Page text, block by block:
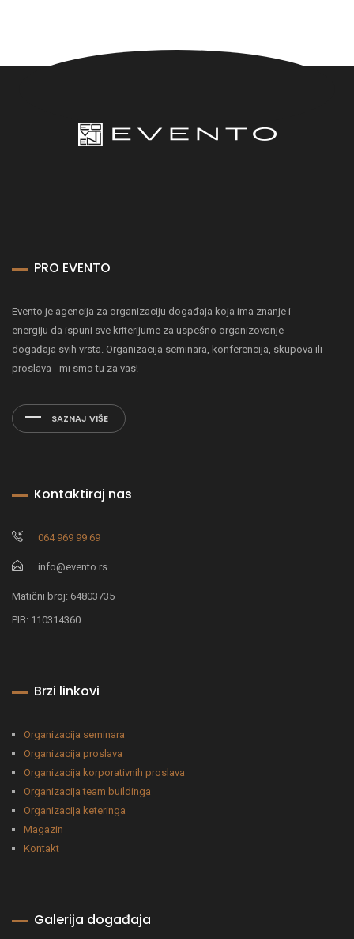
PRO EVENTO
Evento je agencija za organizaciju događaja koja ima znanje i
energiju da ispuni sve kriterijume za uspešno organizovanje
događaja svih vrsta. Organizacija seminara, konferencija, skupova ili
proslava - mi smo tu za vas!
SAZNAJ VIŠE
Kontaktiraj nas
064 969 99 69
info@evento.rs
Matični broj: 64803735
PIB: 110314360
Brzi linkovi
Organizacija seminara
Organizacija proslava
Organizacija korporativnih proslava
Organizacija team buildinga
Organizacija keteringa
Magazin
Kontakt
Galerija događaja